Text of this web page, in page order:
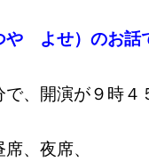
や よせ）のお話
で、開演が９時４
、夜席、